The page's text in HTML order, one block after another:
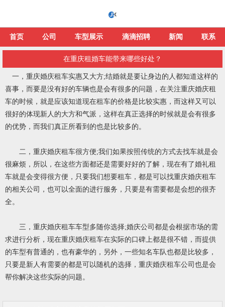
首页 公司 车型展示 滴滴招聘 新闻 联系
在重庆租婚车能带来哪些好处？
一，重庆婚庆租车实惠又大方;结婚就是要让身边的人都知道这样的
喜事，而要是没有好的车辆也是会有很多的问题，在关注重庆婚庆租
车的时候，就是应该知道现在租车的价格是比较实惠，而这样又可以
很好的体现新人的大方和气派，这样在真正选择的时候就是会有很多
的优势，而我们真正所看到的也是比较多的。
二，重庆婚庆租车很方便;我们如果按照传统的方式去找车就是会
很麻烦，所以，在这些方面都还是需要好好的了解，现在有了婚礼租
车就是会变得很方便，只要我们想要租车，都是可以找重庆婚庆租车
的相关公司，也可以全面的进行服务，只要是有需要都是会想的很齐
全。
三，重庆婚庆租车车型多随你选择;婚庆公司都是会根据市场的需
求进行分析，现在重庆婚庆租车在实际的口碑上都是很不错，而提供
的车型有普通的，也有豪华的，另外，一些知名车队也都是比较多，
只要是新人有需要的都是可以随机的选择，重庆婚庆租车公司也是会
帮你解决这些实际的问题。